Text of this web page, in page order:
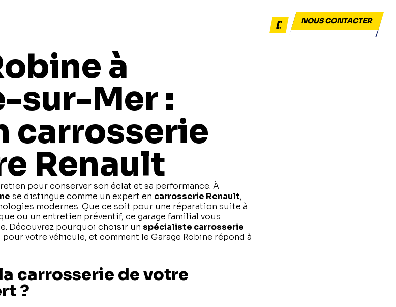
NOUS CONTACTER
à
sur-Mer :
carrosserie
Renault
pour conserver son éclat et sa performance. À
se distingue comme un expert en carrosserie Renault,
modernes. Que ce soit pour une réparation suite à
ou un entretien préventif, ce garage familial vous
Découvrez pourquoi choisir un spécialiste carrosserie
votre véhicule, et comment le Garage Robine répond à
carrosserie de votre
?